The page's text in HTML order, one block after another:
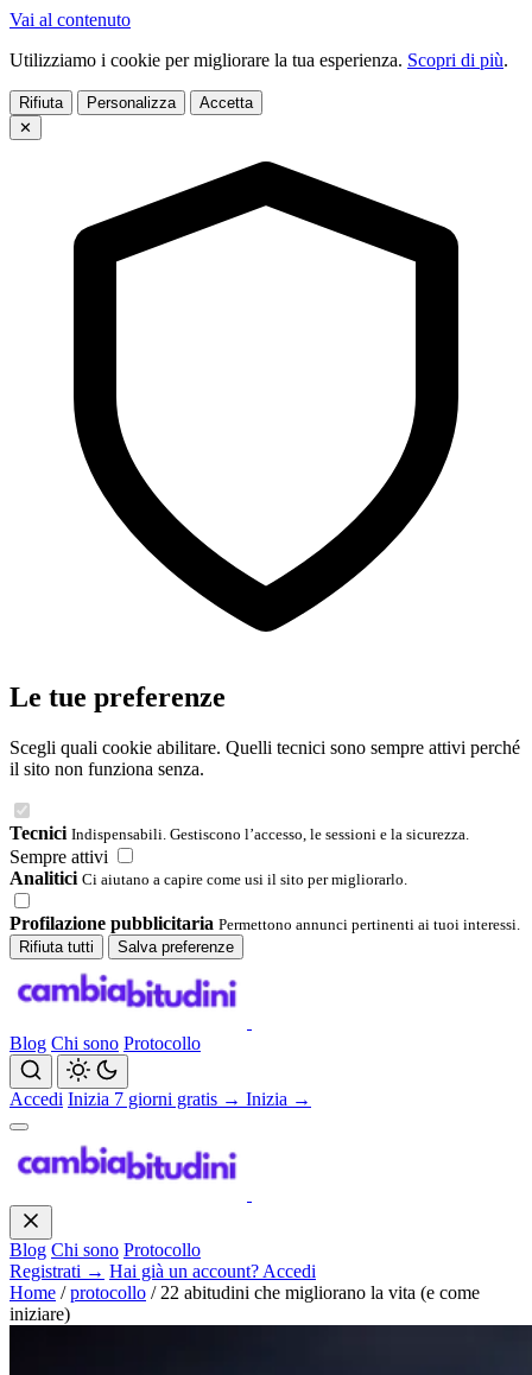
Vai al contenuto
Utilizziamo i cookie per migliorare la tua esperienza. Scopri di più.
Rifiuta Personalizza
Accetta
✕
Le tue preferenze
Scegli quali cookie abilitare. Quelli tecnici sono sempre attivi perché
il sito non funziona senza.
Tecnici Indispensabili. Gestiscono l’accesso, le sessioni e la sicurezza.
Sempre attivi
Analitici Ci aiutano a capire come usi il sito per migliorarlo.
Profilazione pubblicitaria Permettono annunci pertinenti ai tuoi interessi.
Rifiuta tutti
Salva preferenze
Blog Chi sono Protocollo
Accedi Inizia 7 giorni gratis → Inizia →
Blog Chi sono Protocollo
Registrati → Hai già un account? Accedi
Home / protocollo / 22 abitudini che migliorano la vita (e come
iniziare)